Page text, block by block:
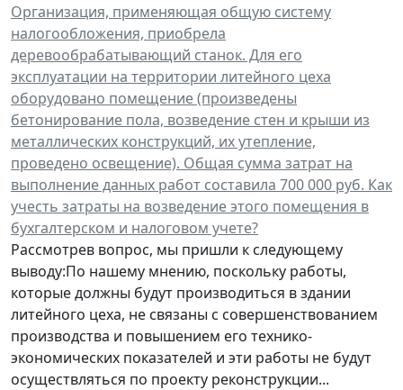
Организация, применяющая общую систему
налогообложения, приобрела
деревообрабатывающий станок. Для его
эксплуатации на территории литейного цеха
оборудовано помещение (произведены
бетонирование пола, возведение стен и крыши из
металлических конструкций, их утепление,
проведено освещение). Общая сумма затрат на
выполнение данных работ составила 700 000 руб. Как
учесть затраты на возведение этого помещения в
бухгалтерском и налоговом учете?
Рассмотрев вопрос, мы пришли к следующему
выводу:По нашему мнению, поскольку работы,
которые должны будут производиться в здании
литейного цеха, не связаны с совершенствованием
производства и повышением его технико-
экономических показателей и эти работы не будут
осуществляться по проекту реконструкции...